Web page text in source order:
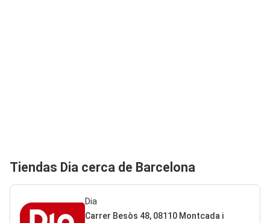
Tiendas Dia cerca de Barcelona
Dia
Carrer Besòs 48, 08110 Montcada i